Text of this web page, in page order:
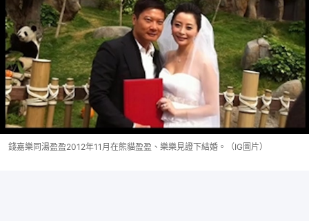
錢嘉樂同湯盈盈2012年11月在熊貓盈盈、樂樂見證下結婚。（IG圖片）